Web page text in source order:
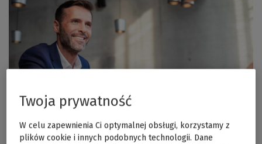
Twoja prywatność
W celu zapewnienia Ci optymalnej obsługi, korzystamy z
plików cookie i innych podobnych technologii. Dane